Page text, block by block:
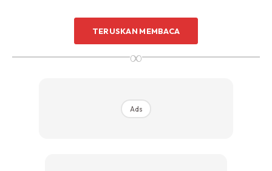
TERUSKAN MEMBACA
∞
Ads